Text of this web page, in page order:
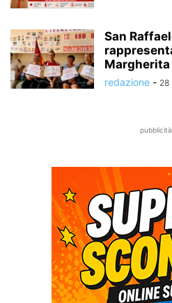
San
redazione - 28
pubblicità